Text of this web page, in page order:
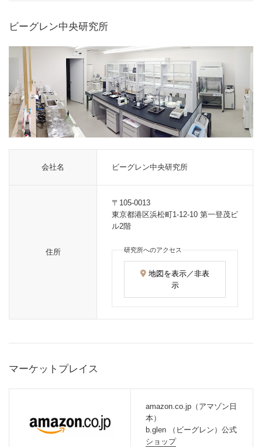
ビーグレン中央研究所
会社名 ビーグレン中央研究所
住所
〒105-0013
東京都港区浜松町1-12-10 第一登茂ビ
ル2階
研究所へのアクセス
地図を表示／非表
示
マーケットプレイス
amazon.co.jp（アマゾン日
本）
b.glen （ビーグレン）公式
ショップ